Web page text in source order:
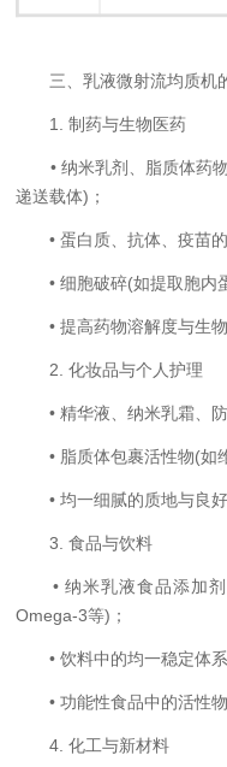
三、乳液微射流均质机
1. 制药与生物医药
• 纳米乳剂、脂质体药物
递送载体)；
• 蛋白质、抗体、疫苗的
• 细胞破碎(如提取胞内
• 提高药物溶解度与生物
2. 化妆品与个人护理
• 精华液、纳米乳霜、防
• 脂质体包裹活性物(如
• 均一细腻的质地与良好
3. 食品与饮料
• 纳米乳液食品添加剂(
Omega-3等)；
• 饮料中的均一稳定体系
• 功能性食品中的活性物
4. 化工与新材料